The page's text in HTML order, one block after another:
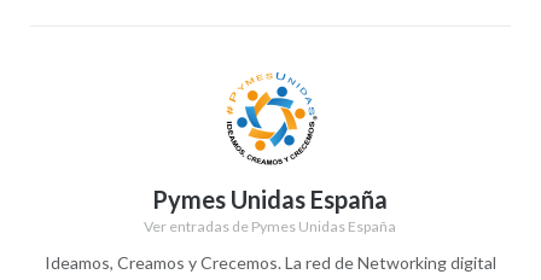
Pymes Unidas España
Ver entradas de Pymes Unidas España
Ideamos, Creamos y Crecemos. La red de Networking digital